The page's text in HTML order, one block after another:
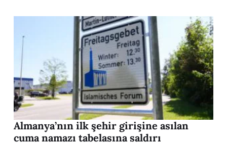
Almanya’nın ilk şehir girişine asılan
cuma namazı tabelasına saldırı